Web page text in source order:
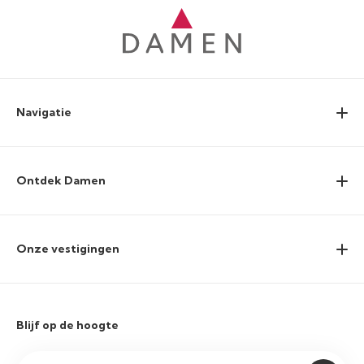
Navigatie
Ontdek Damen
Onze vestigingen
Blijf op de hoogte